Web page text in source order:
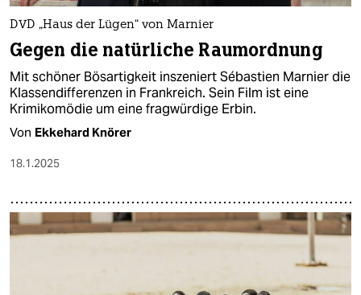
DVD „Haus der Lügen“ von Marnier
Gegen die natürliche Raumordnung
Mit schöner Bösartigkeit inszeniert Sébastien Marnier die
Klassendifferenzen in Frankreich. Sein Film ist eine
Krimikomödie um eine fragwürdige Erbin.
Von Ekkehard Knörer
18.1.2025